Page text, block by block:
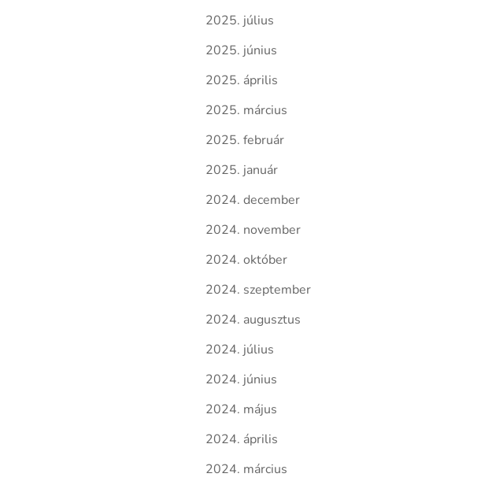
2025. július
2025. június
2025. április
2025. március
2025. február
2025. január
2024. december
2024. november
2024. október
2024. szeptember
2024. augusztus
2024. július
2024. június
2024. május
2024. április
2024. március